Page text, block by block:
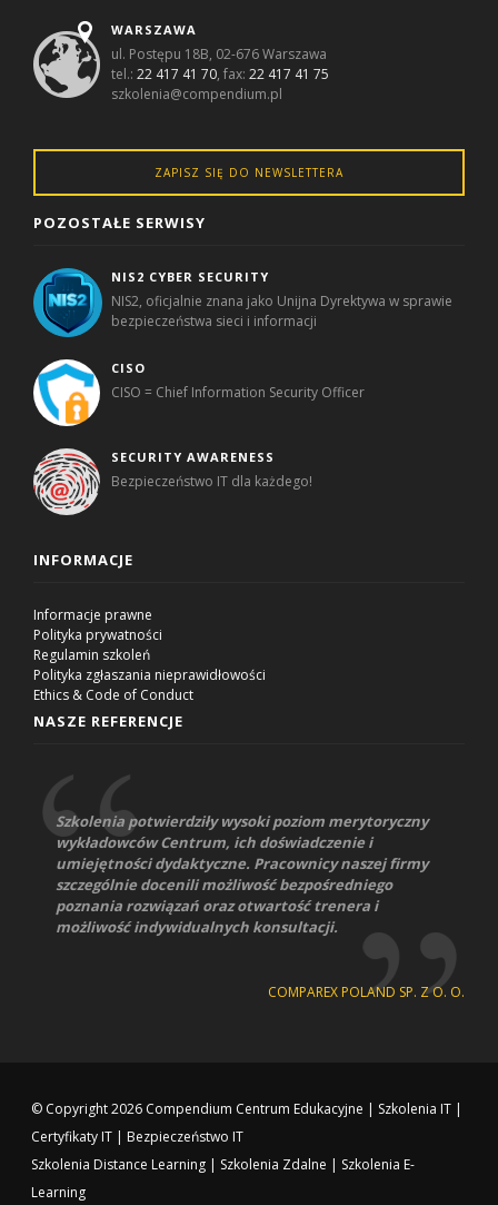
WARSZAWA
ul. Postępu 18B, 02-676 Warszawa
tel.:22 417 41 70, fax:22 417 41 75
szkolenia@compendium.pl
ZAPISZ SIĘ DO NEWSLETTERA
POZOSTAŁE SERWISY
NIS2 CYBER SECURITY
NIS2, oficjalnie znana jako Unijna Dyrektywa w sprawie
bezpieczeństwa sieci i informacji
CISO
CISO = Chief Information Security Officer
SECURITY AWARENESS
Bezpieczeństwo IT dla każdego!
INFORMACJE
Informacje prawne
Polityka prywatności
Regulamin szkoleń
Polityka zgłaszania nieprawidłowości
Ethics & Code of Conduct
NASZE REFERENCJE
Szkolenia potwierdziły wysoki poziom merytoryczny
wykładowców Centrum, ich doświadczenie i
umiejętności dydaktyczne. Pracownicy naszej firmy
szczególnie docenili możliwość bezpośredniego
poznania rozwiązań oraz otwartość trenera i
możliwość indywidualnych konsultacji.
COMPAREX POLAND SP. Z O. O.
© Copyright 2026 Compendium Centrum Edukacyjne | Szkolenia IT |
Certyfikaty IT | Bezpieczeństwo IT
Szkolenia Distance Learning | Szkolenia Zdalne | Szkolenia E-
Learning